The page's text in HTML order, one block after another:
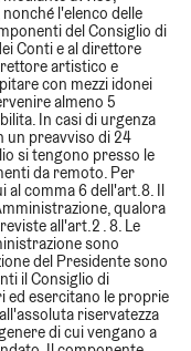
l'elenco delle
del Consiglio di
Conti e al direttore
artistico e
con mezzi idonei
almeno 5
In casi di urgenza
un preavviso di 24
si tengono presso le
da remoto. Per
al comma 6 dell'art.8. Il
qualora
all'art.2 . 8. Le
sono
del Presidente sono
il Consiglio di
ed esercitano le proprie
riservatezza
di cui vengano a